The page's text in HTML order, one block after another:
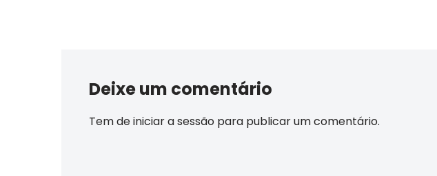
Deixe um comentário
Tem deiniciar a sessão para publicar um comentário.